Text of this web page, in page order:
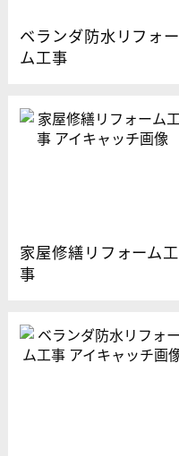
ベランダ防水リフォー
ム工事
家屋修繕リフォーム工
事